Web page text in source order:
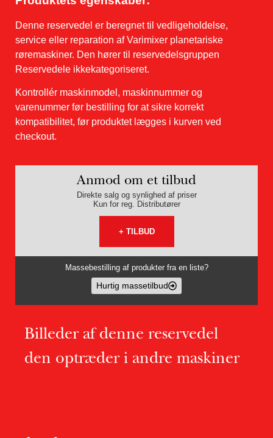
Denne reservedel er beregnet til vedligeholdelse,
service eller reparation af Varimixer planetariske
røremaskiner. Den hører til reservedelsgruppen
Reservedele ikkekategoriseret.
Kontrollér maskinmodel, maskinnummer og
varenummer før bestilling for at sikre korrekt
kompatibilitet, før produktet lægges i kurven ved
checkout.
Anmod om et tilbud
Direkte salg og synlighed af priser
Kun for reg. Distributører
+ TILBUD
Massebestilling af produkter fra en liste?
Hurtig massetilbud
Billeder af denne reservedel
den optræder i andre maskiner